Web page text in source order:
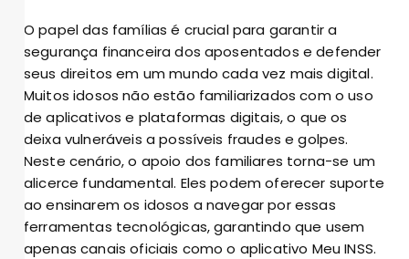
O papel das famílias é crucial para garantir a
segurança financeira dos aposentados e defender
seus direitos em um mundo cada vez mais digital.
Muitos idosos não estão familiarizados com o uso
de aplicativos e plataformas digitais, o que os
deixa vulneráveis a possíveis fraudes e golpes.
Neste cenário, o apoio dos familiares torna-se um
alicerce fundamental. Eles podem oferecer suporte
ao ensinarem os idosos a navegar por essas
ferramentas tecnológicas, garantindo que usem
apenas canais oficiais como o aplicativo Meu INSS.